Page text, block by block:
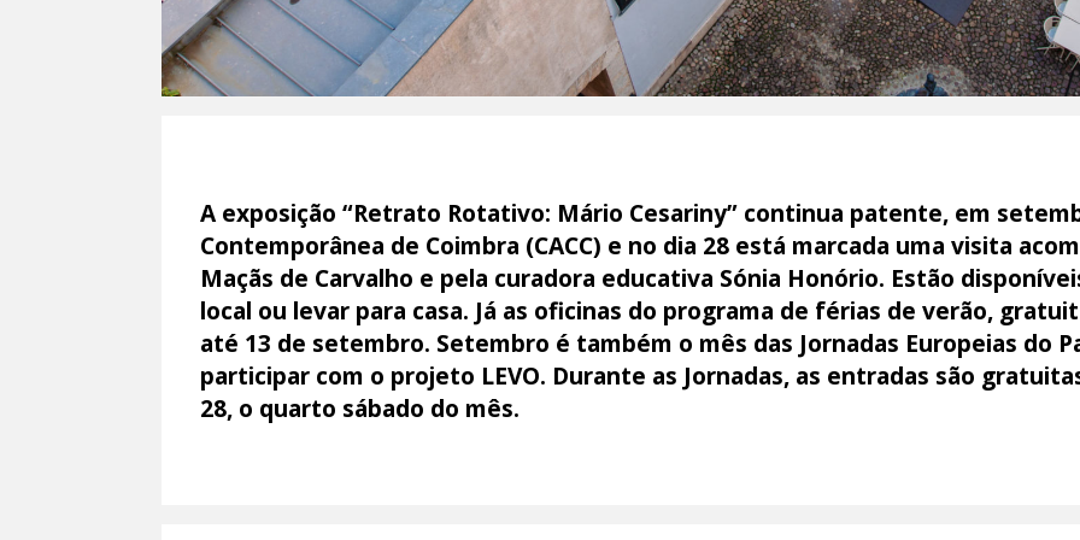
A exposição “Retrato Rotativo: Mário Cesariny” continua patente, em
Contemporânea de Coimbra (CACC) e no dia 28 está marcada uma visita
Maçãs de Carvalho e pela curadora educativa Sónia Honório. Estão
local ou levar para casa. Já as oficinas do programa de férias de verão,
até 13 de setembro. Setembro é também o mês das Jornadas Europeias do
participar com o projeto LEVO. Durante as Jornadas, as entradas são
28, o quarto sábado do mês.